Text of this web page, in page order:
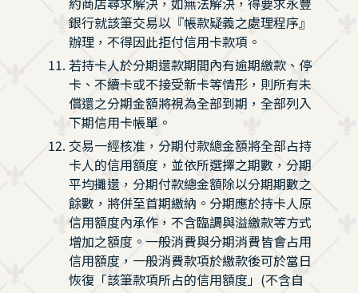
銀行就該筆交易以『帳款疑義之處理程序』
辦理，不得因此拒付信用卡款項。
若持卡人於分期還款期間內有逾期繳款、停
卡、不續卡或不接受新卡等情形，則所有未
償還之分期金額將視為全部到期，全部列入
下期信用卡帳單。
交易一經核准，分期付款總金額將全部占持
卡人的信用額度，並依所選擇之期數，分期
平均攤還，分期付款總金額除以分期期數之
餘數，將併至首期繳納。分期應於持卡人原
信用額度內承作，不含臨調與溢繳款等方式
增加之額度。一般消費與分期消費皆會占用
信用額度，一般消費款項於繳款後可於當日
恢復「該筆款項所占的信用額度」(不含自